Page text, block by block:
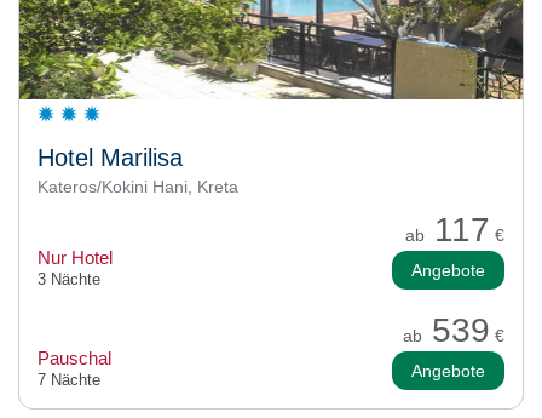
Hotel Marilisa
Kateros/Kokini Hani, Kreta
ab 117 €
Nur Hotel
3 Nächte Angebote
ab 539 €
Pauschal
7 Nächte Angebote